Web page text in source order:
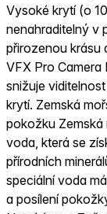
Vysoké krytí (o
nenahraditelný v
přirozenou krásu
VFX Pro
snižuje
krytí. Zemská
pokožku Zemská
voda, která se
přírodních
speciální voda
a posílení